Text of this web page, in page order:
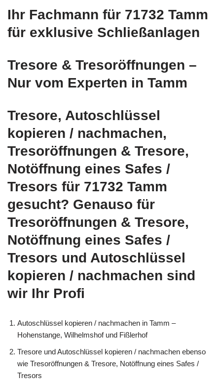
Ihr Fachmann für 71732 Tamm
für exklusive Schließanlagen
Tresore & Tresoröffnungen –
Nur vom Experten in Tamm
Tresore, Autoschlüssel
kopieren / nachmachen,
Tresoröffnungen & Tresore,
Notöffnung eines Safes /
Tresors für 71732 Tamm
gesucht? Genauso für
Tresoröffnungen & Tresore,
Notöffnung eines Safes /
Tresors und Autoschlüssel
kopieren / nachmachen sind
wir Ihr Profi
Autoschlüssel kopieren / nachmachen in Tamm –
Hohenstange, Wilhelmshof und Fißlerhof
Tresore und Autoschlüssel kopieren / nachmachen ebenso
wie Tresoröffnungen & Tresore, Notöffnung eines Safes /
Tresors